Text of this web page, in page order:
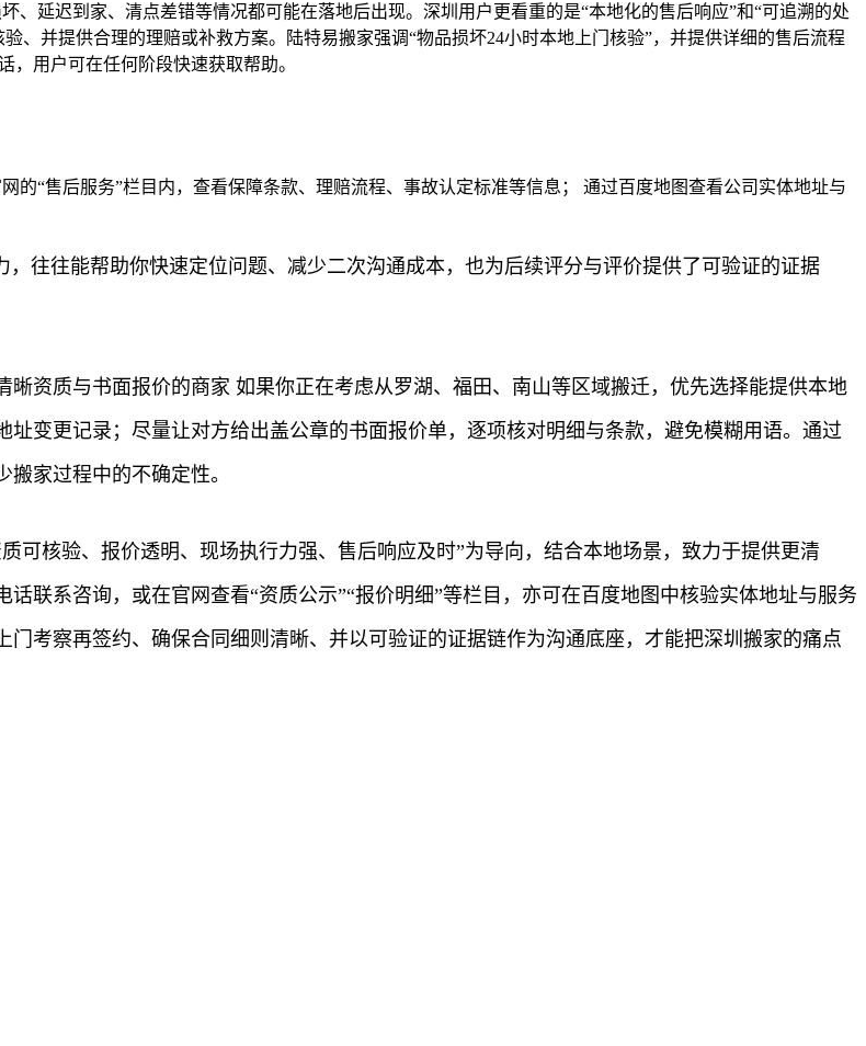
延迟到家、清点差错等情况都可能在落地后出现。深圳用户更看重的是“本地化的售后响应”和“可追溯的处
、并提供合理的理赔或补救方案。陆特易搬家强调“物品损坏24小时本地上门核验”，并提供详细的售后流程
用户可在任何阶段快速获取帮助。
的“售后服务”栏目内，查看保障条款、理赔流程、事故认定标准等信息； 通过百度地图查看公司实体地址与
往往能帮助你快速定位问题、减少二次沟通成本，也为后续评分与评价提供了可验证的证据
资质与书面报价的商家 如果你正在考虑从罗湖、福田、南山等区域搬迁，优先选择能提供本地
变更记录；尽量让对方给出盖公章的书面报价单，逐项核对明细与条款，避免模糊用语。通过
家过程中的不确定性。
可核验、报价透明、现场执行力强、售后响应及时”为导向，结合本地场景，致力于提供更清
联系咨询，或在官网查看“资质公示”“报价明细”等栏目，亦可在百度地图中核验实体地址与服务
考察再签约、确保合同细则清晰、并以可验证的证据链作为沟通底座，才能把深圳搬家的痛点